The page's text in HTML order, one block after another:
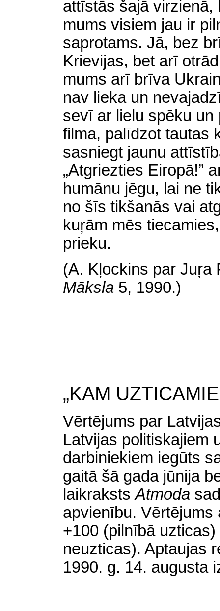
attīstās šajā virzienā,
mums visiem jau ir
saprotams. Jā, bez
Krievijas, bet arī
mums arī brīva
nav lieka un
sevī ar lielu spēku
filma, palīdzot tautas
sasniegt jaunu
„Atgriezties Eiropā!”
humānu jēgu, lai ne
no šīs tikšanās vai
kuŗām mēs
prieku.
(A. Kļockins par
Māksla 5, 1990.)
„KAM
Vērtējums par
Latvijas politiskajiem
darbiniekiem iegūts
gaitā šā gada jūnija
laikrakstsAtmoda
apvienību. Vērtējums
+100 (pilnībā
neuzticas). Aptaujas
1990. g. 14. augusta